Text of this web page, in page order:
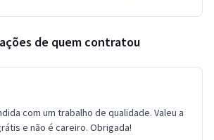
de quem contratou
com um trabalho de qualidade. Valeu a
e não é careiro. Obrigada!